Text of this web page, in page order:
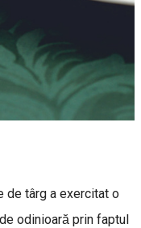
de târg a exercitat o
odinioară prin faptul